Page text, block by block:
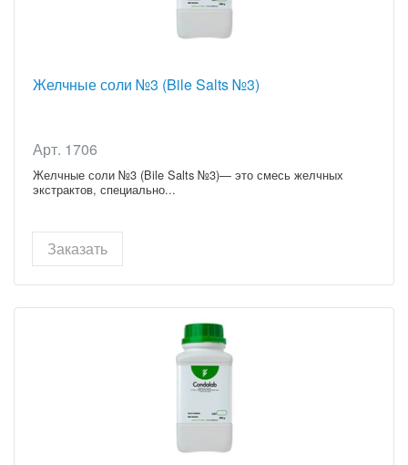
Желчные соли №3 (Bile Salts №3)
Арт. 1706
Желчные соли №3 (Bile Salts №3)— это смесь желчных
экстрактов, специально...
Заказать